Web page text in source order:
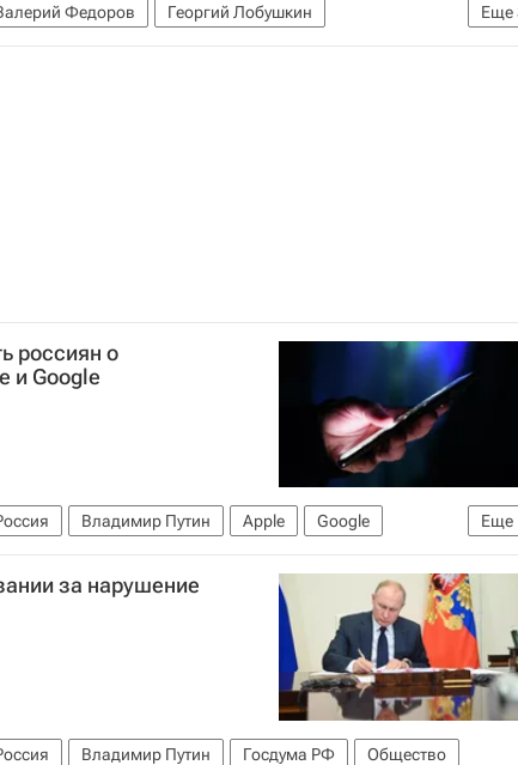
Еще
Федоров
Георгий Лобушкин
россиян о
и Google
Еще
Владимир Путин Apple
Google
за нарушение
Владимир Путин Госдума РФ Общество